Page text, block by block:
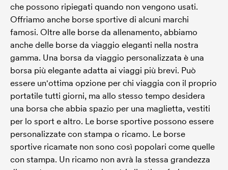
che possono ripiegati quando non vengono usati.
Offriamo anche borse sportive di alcuni marchi
famosi. Oltre alle borse da allenamento, abbiamo
anche delle borse da viaggio eleganti nella nostra
gamma. Una borsa da viaggio personalizzata è una
borsa più elegante adatta ai viaggi più brevi. Può
essere un'ottima opzione per chi viaggia con il proprio
portatile tutti giorni, ma allo stesso tempo desidera
una borsa che abbia spazio per una maglietta, vestiti
per lo sport e altro. Le borse sportive possono essere
personalizzate con stampa o ricamo. Le borse
sportive ricamate non sono così popolari come quelle
con stampa. Un ricamo non avrà la stessa grandezza